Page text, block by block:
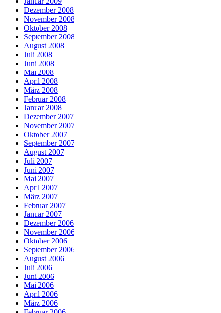
Dezember 2008
November 2008
Oktober 2008
September 2008
August 2008
Juli 2008
Juni 2008
Mai 2008
April 2008
März 2008
Februar 2008
Januar 2008
Dezember 2007
November 2007
Oktober 2007
September 2007
August 2007
Juli 2007
Juni 2007
Mai 2007
April 2007
März 2007
Februar 2007
Januar 2007
Dezember 2006
November 2006
Oktober 2006
September 2006
August 2006
Juli 2006
Juni 2006
Mai 2006
April 2006
März 2006